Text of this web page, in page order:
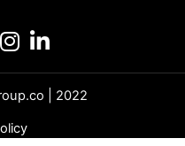
| 2022